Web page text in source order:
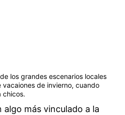
los grandes escenarios locales
de invierno, cuando
chicos.
algo más vinculado a la